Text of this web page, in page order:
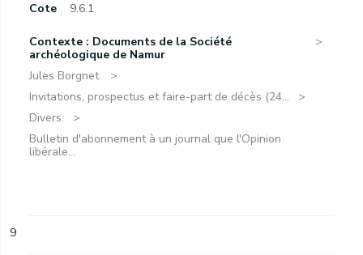
Cote 9.6.1
Contexte : Documents de la Société
archéologique de Namur
Jules Borgnet.
Invitations, prospectus et faire-part de décès (24...
Divers.
Bulletin d'abonnement à un journal que l'Opinion
libérale...
9